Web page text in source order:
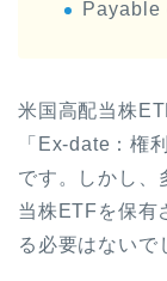
Payable
米国高配当株
「Ex-date：権
です。しかし、
当株ETFを保有
る必要はないで